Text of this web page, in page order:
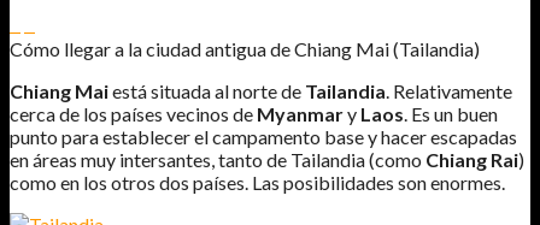
Cómo llegar a la ciudad antigua de Chiang Mai (Tailandia)
Chiang Maiestá situada al norte de Tailandia. Relativamente
cerca de los países vecinos de Myanmary Laos. Es un buen
punto para establecer el campamento base y hacer escapadas
en áreas muy intersantes, tanto de Tailandia (como Chiang Rai)
como en los otros dos países. Las posibilidades son enormes.